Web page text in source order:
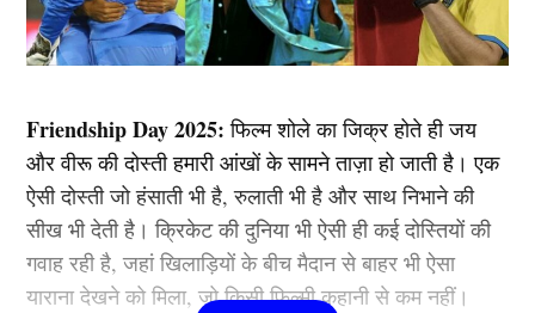
Friendship Day 2025:फिल्म शोले का जिक्र होते ही जय
और वीरू की दोस्ती हमारी आंखों के सामने ताज़ा हो जाती है। एक
ऐसी दोस्ती जो हंसाती भी है, रुलाती भी है और साथ निभाने की
सीख भी देती है। क्रिकेट की दुनिया भी ऐसी ही कई दोस्तियों की
गवाह रही है, जहां खिलाड़ियों के बीच मैदान से बाहर भी ऐसा
याराना देखने को मिला, जो किसी फिल्मी कहानी से कम नहीं।